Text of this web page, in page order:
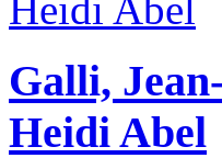
Galli,
Heidi Abel